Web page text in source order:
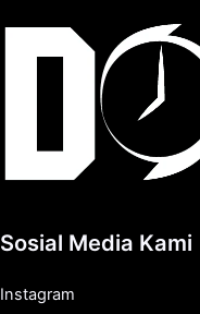
Sosial Media Kami
Instagram